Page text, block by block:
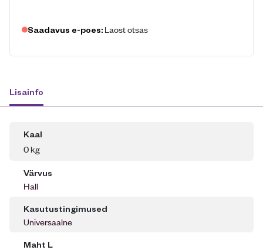
Saadavus e-poes: Laost otsas
Lisainfo
Kaal
0 kg
Värvus
Hall
Kasutustingimused
Universaalne
Maht L